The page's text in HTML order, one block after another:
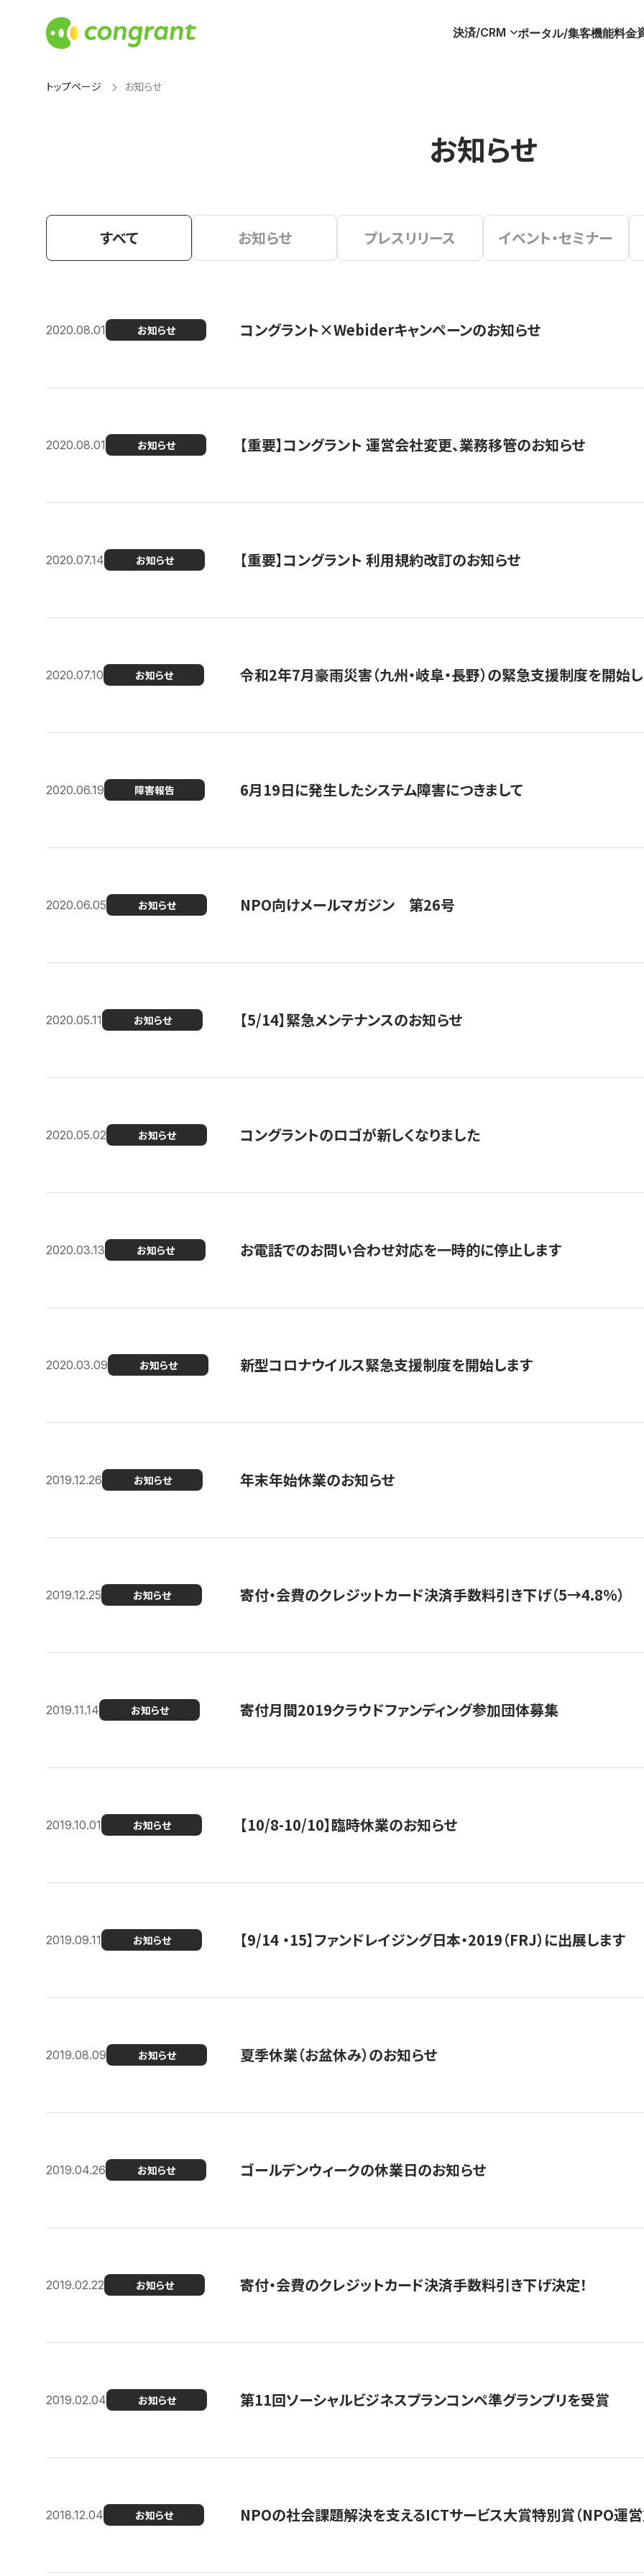
決済/CRM ポータル/集客機能料金
トップページ お知らせ
お知らせ
すべて お知らせ プレスリリース イベント・セミナー
2020.08.01 お知らせ コングラント×Webiderキャンペーンのお知らせ
2020.08.01 お知らせ 【重要】コングラント 運営会社変更、業務移管のお知らせ
2020.07.14 お知らせ 【重要】コングラント 利用規約改訂のお知らせ
2020.07.10 お知らせ 令和2年7月豪雨災害（九州・岐阜・長野）の緊急支援制度を開始
2020.06.19 障害報告 6月19日に発生したシステム障害につきまして
2020.06.05 お知らせ NPO向けメールマガジン 第26号
2020.05.11 お知らせ 【5/14】緊急メンテナンスのお知らせ
2020.05.02 お知らせ コングラントのロゴが新しくなりました
2020.03.13 お知らせ お電話でのお問い合わせ対応を一時的に停止します
2020.03.09 お知らせ 新型コロナウイルス緊急支援制度を開始します
2019.12.26 お知らせ 年末年始休業のお知らせ
2019.12.25 お知らせ 寄付・会費のクレジットカード決済手数料引き下げ（5→4.8%）
2019.11.14 お知らせ 寄付月間2019クラウドファンディング参加団体募集
2019.10.01 お知らせ 【10/8-10/10】臨時休業のお知らせ
2019.09.11 お知らせ 【9/14 ・15】ファンドレイジング日本・2019（FRJ）に出展します
2019.08.09 お知らせ 夏季休業（お盆休み）のお知らせ
2019.04.26 お知らせ ゴールデンウィークの休業日のお知らせ
2019.02.22 お知らせ 寄付・会費のクレジットカード決済手数料引き下げ決定！
2019.02.04 お知らせ 第11回ソーシャルビジネスプランコンペ準グランプリを受賞
2018.12.04 お知らせ NPOの社会課題解決を支えるICTサービス大賞特別賞（NPO運